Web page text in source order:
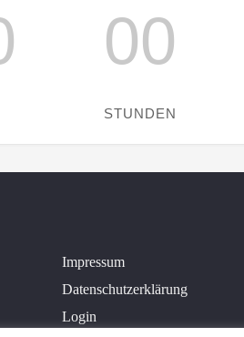
00
STUNDEN
Impressum
Datenschutzerklärung
Login